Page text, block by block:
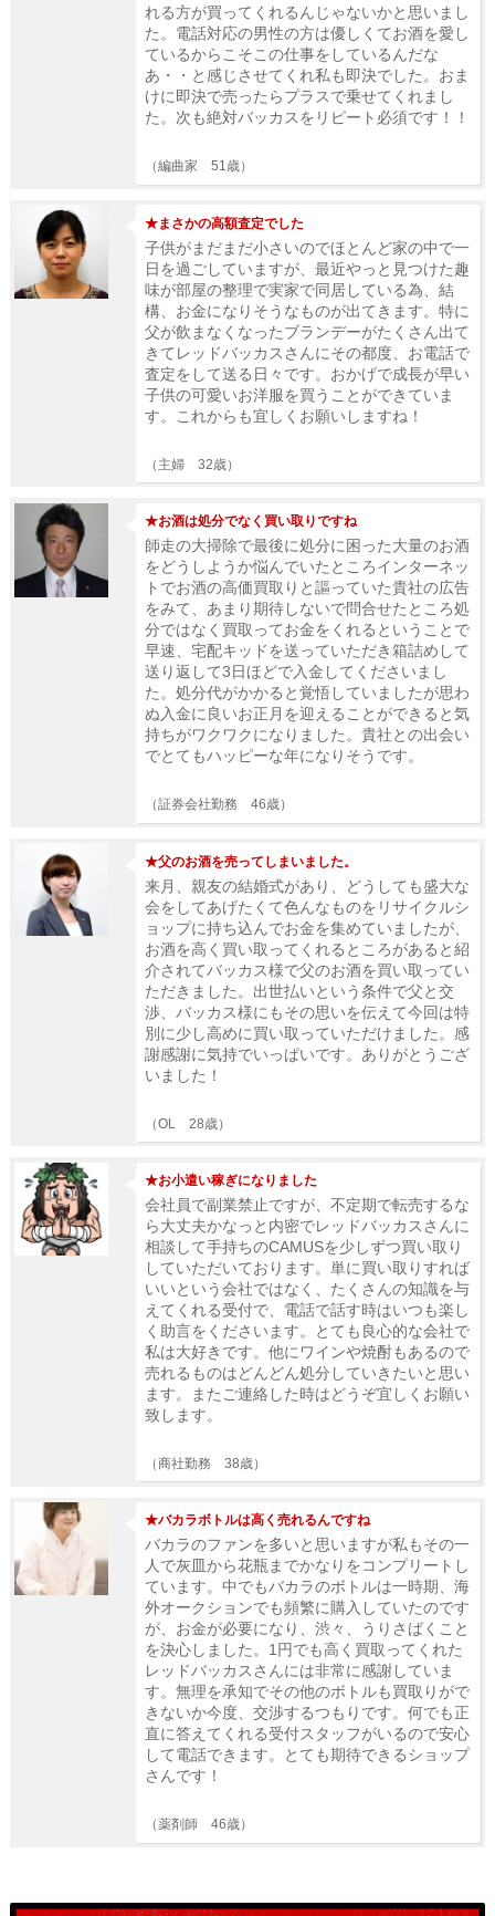
れる方が買ってくれるんじゃないかと思いまし
た。電話対応の男性の方は優しくてお酒を愛し
ているからこそこの仕事をしているんだな
あ・・と感じさせてくれ私も即決でした。おま
けに即決で売ったらプラスで乗せてくれまし
た。次も絶対バッカスをリピート必須です！！
（編曲家 51歳）
★まさかの高額査定でした
子供がまだまだ小さいのでほとんど家の中で一
日を過ごしていますが、最近やっと見つけた趣
味が部屋の整理で実家で同居している為、結
構、お金になりそうなものが出てきます。特に
父が飲まなくなったブランデーがたくさん出て
きてレッドバッカスさんにその都度、お電話で
査定をして送る日々です。おかげで成長が早い
子供の可愛いお洋服を買うことができていま
す。これからも宜しくお願いしますね！
（主婦 32歳）
★お酒は処分でなく買い取りですね
師走の大掃除で最後に処分に困った大量のお酒
をどうしようか悩んでいたところインターネッ
トでお酒の高価買取りと謳っていた貴社の広告
をみて、あまり期待しないで問合せたところ処
分ではなく買取ってお金をくれるということで
早速、宅配キッドを送っていただき箱詰めして
送り返して3日ほどで入金してくださいまし
た。処分代がかかると覚悟していましたが思わ
ぬ入金に良いお正月を迎えることができると気
持ちがワクワクになりました。貴社との出会い
でとてもハッピーな年になりそうです。
（証券会社勤務 46歳）
★父のお酒を売ってしまいました。
来月、親友の結婚式があり、どうしても盛大な
会をしてあげたくて色んなものをリサイクルシ
ョップに持ち込んでお金を集めていましたが、
お酒を高く買い取ってくれるところがあると紹
介されてバッカス様で父のお酒を買い取ってい
ただきました。出世払いという条件で父と交
渉、バッカス様にもその思いを伝えて今回は特
別に少し高めに買い取っていただけました。感
謝感謝に気持でいっぱいです。ありがとうござ
いました！
（OL 28歳）
★お小遣い稼ぎになりました
会社員で副業禁止ですが、不定期で転売するな
ら大丈夫かなっと内密でレッドバッカスさんに
相談して手持ちのCAMUSを少しずつ買い取り
していただいております。単に買い取りすれば
いいという会社ではなく、たくさんの知識を与
えてくれる受付で、電話で話す時はいつも楽し
く助言をくださいます。とても良心的な会社で
私は大好きです。他にワインや焼酎もあるので
売れるものはどんどん処分していきたいと思い
ます。またご連絡した時はどうぞ宜しくお願い
致します。
（商社勤務 38歳）
★バカラボトルは高く売れるんですね
バカラのファンを多いと思いますが私もその一
人で灰皿から花瓶までかなりをコンプリートし
ています。中でもバカラのボトルは一時期、海
外オークションでも頻繁に購入していたのです
が、お金が必要になり、渋々、うりさばくこと
を決心しました。1円でも高く買取ってくれた
レッドバッカスさんには非常に感謝していま
す。無理を承知でその他のボトルも買取りがで
きないか今度、交渉するつもりです。何でも正
直に答えてくれる受付スタッフがいるので安心
して電話できます。とても期待できるショップ
さんです！
（薬剤師 46歳）